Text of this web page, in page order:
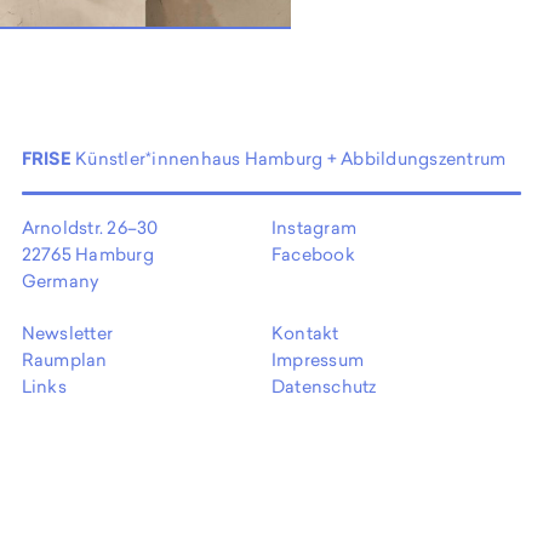
FRISE Künstler*innenhaus Hamburg + Abbildungszentrum
Arnoldstr. 26–30
22765 Hamburg
Germany
Instagram
Facebook
Newsletter
Raumplan
Links
Kontakt
Impressum
Datenschutz